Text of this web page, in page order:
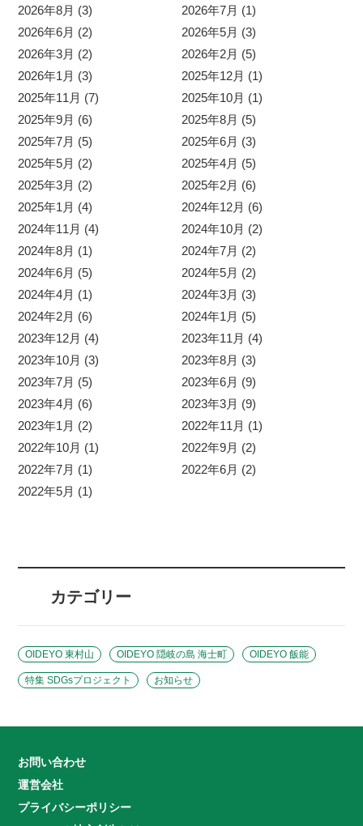
2026年8月 (3)
2026年7月 (1)
2026年6月 (2)
2026年5月 (3)
2026年3月 (2)
2026年2月 (5)
2026年1月 (3)
2025年12月 (1)
2025年11月 (7)
2025年10月 (1)
2025年9月 (6)
2025年8月 (5)
2025年7月 (5)
2025年6月 (3)
2025年5月 (2)
2025年4月 (5)
2025年3月 (2)
2025年2月 (6)
2025年1月 (4)
2024年12月 (6)
2024年11月 (4)
2024年10月 (2)
2024年8月 (1)
2024年7月 (2)
2024年6月 (5)
2024年5月 (2)
2024年4月 (1)
2024年3月 (3)
2024年2月 (6)
2024年1月 (5)
2023年12月 (4)
2023年11月 (4)
2023年10月 (3)
2023年8月 (3)
2023年7月 (5)
2023年6月 (9)
2023年4月 (6)
2023年3月 (9)
2023年1月 (2)
2022年11月 (1)
2022年10月 (1)
2022年9月 (2)
2022年7月 (1)
2022年6月 (2)
2022年5月 (1)
カテゴリー
OIDEYO 東村山 OIDEYO 隠岐の島 海士町 OIDEYO 飯能
特集 SDGsプロジェクト お知らせ
お問い合わせ
運営会社
プライバシーポリシー